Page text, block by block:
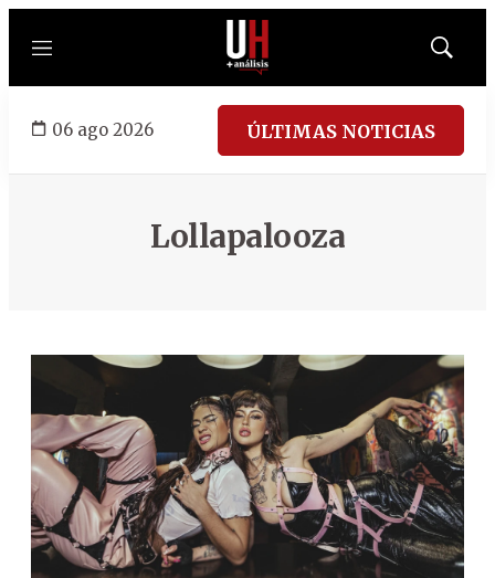
Menú
Mostrar
06 ago 2026 ÚLTIMAS NOTICIAS
Lollapalooza